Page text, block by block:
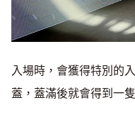
入場時，會獲得特別的
蓋，蓋滿後就會得到一